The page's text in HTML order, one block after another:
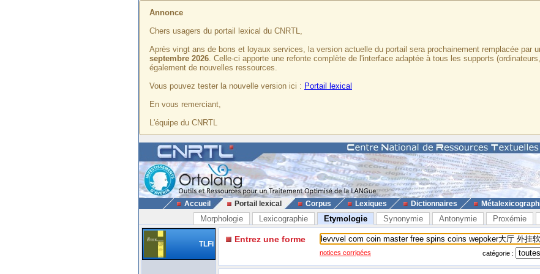
Annonce
Chers usagers du portail lexical du CNRTL,
Après vingt ans de bons et loyaux services, la version actuelle du portail sera prochainement remplacée par
septembre 2026. Celle-ci apporte une refonte complète de l'interface adaptée à tous les supports
également de nouvelles ressources.
Vous pouvez tester la nouvelle version ici : Portail lexical
En vous remerciant,
L'équipe du CNRTL
Accueil Portail lexical Corpus Lexiques Dictionnaires
Morphologie Lexicographie Etymologie Synonymie Antonymie Proxémie
TLFi Entrez une forme
notices corrigées catégorie :